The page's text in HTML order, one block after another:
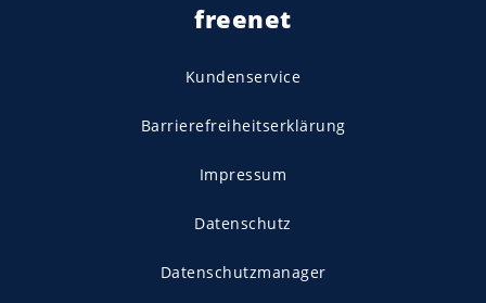
freenet
Kundenservice
Barrierefreiheitserklärung
Impressum
Datenschutz
Datenschutzmanager